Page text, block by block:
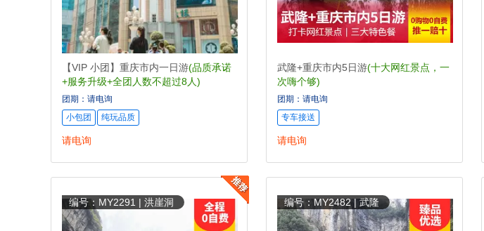
【VIP 小团】重庆市内一日游(品质承诺
+服务升级+全团人数不超过8人)
团期：请电询
小包团
纯玩品质
请电询
武隆+重庆市内5日游(十大网红景点，一
次嗨个够)
团期：请电询
专车接送
请电询
编号：MY2291 | 洪崖洞 编号：MY2482 | 武隆